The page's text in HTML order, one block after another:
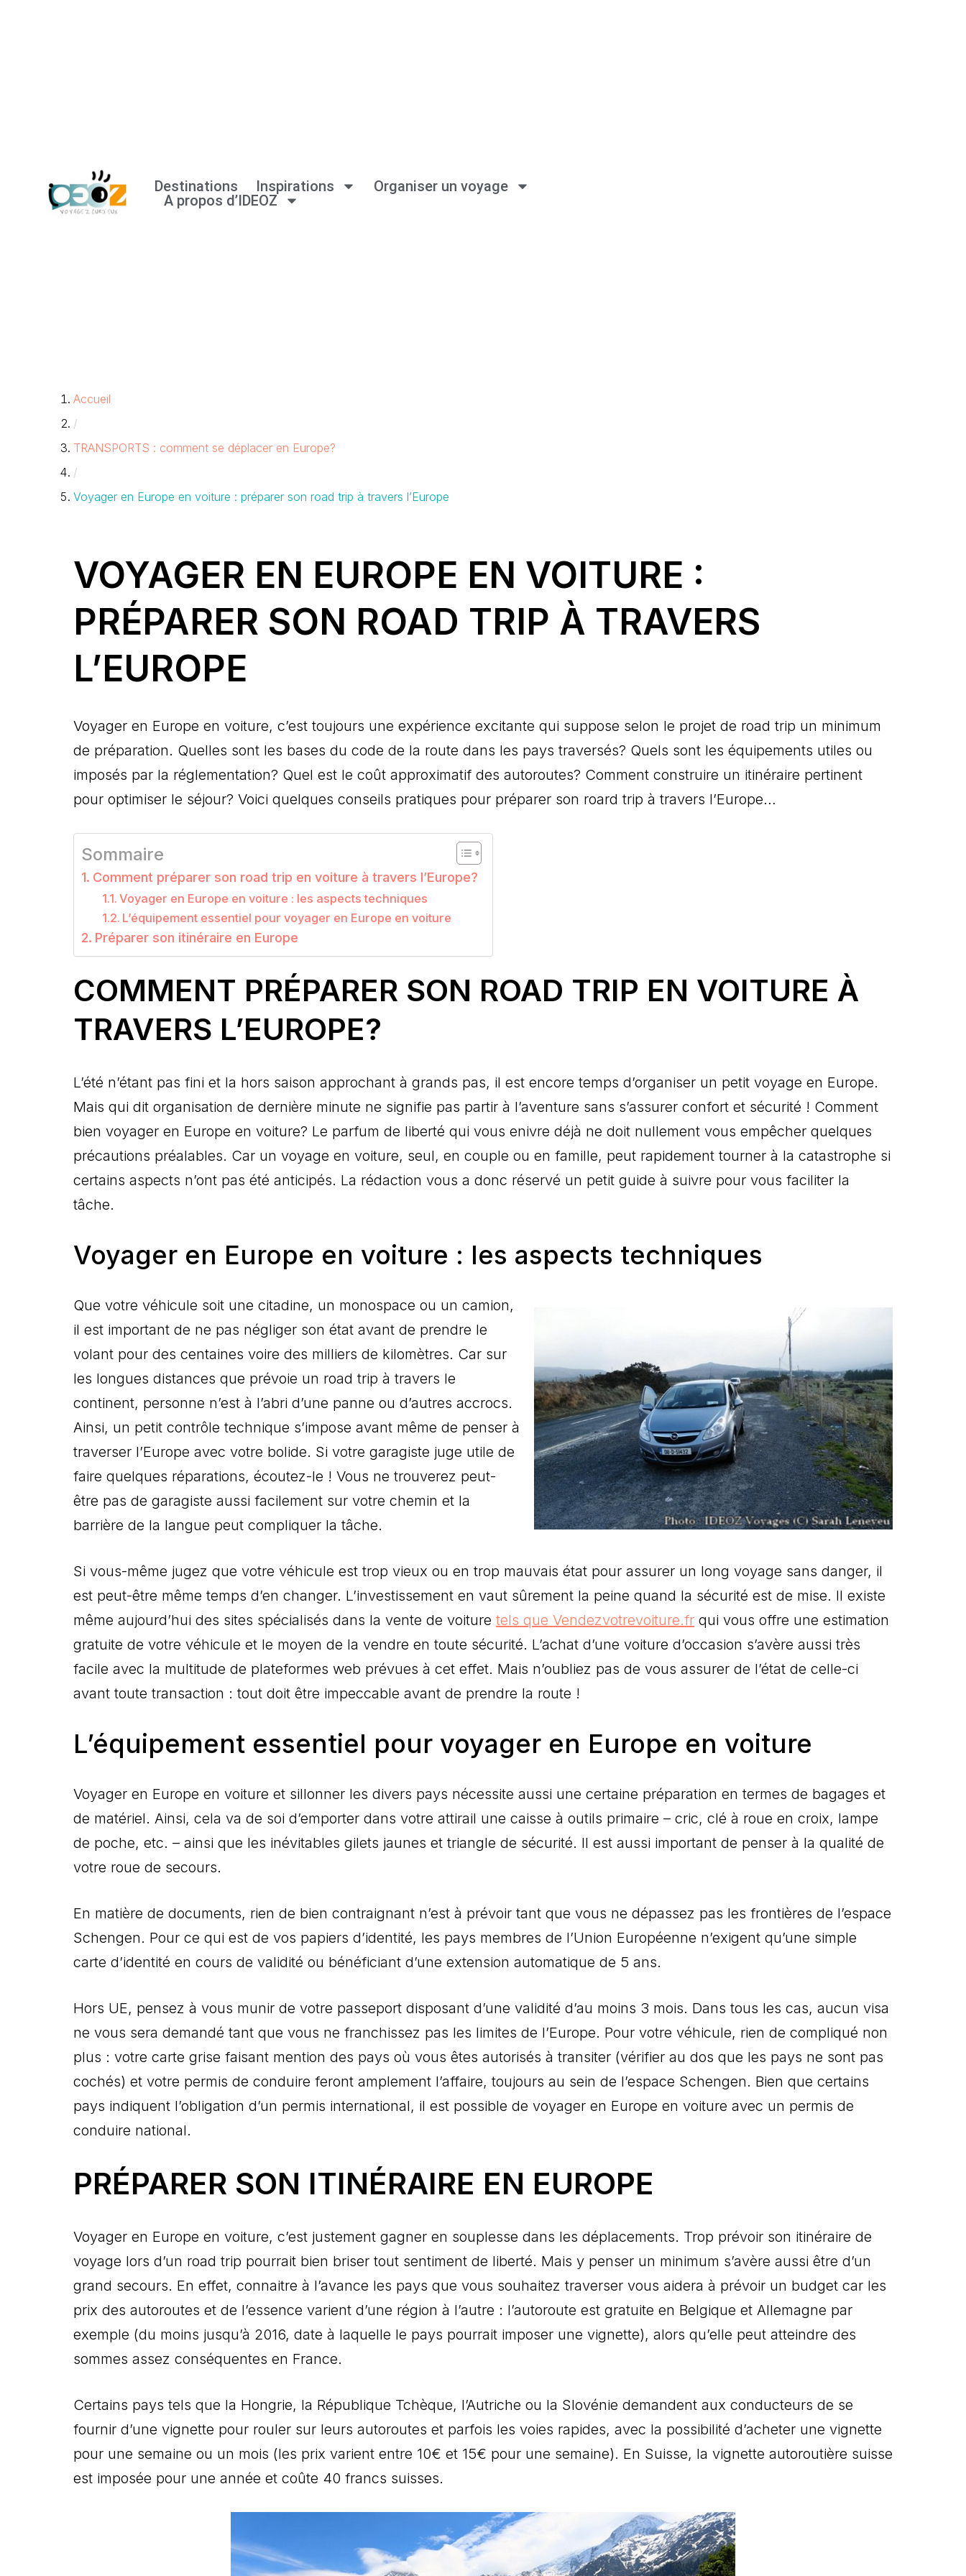
Destinations Inspirations
Organiser un voyage
A propos d’IDEOZ
Accueil
/
TRANSPORTS : comment se déplacer en Europe?
/
Voyager en Europe en voiture : préparer son road trip à travers l’Europe
VOYAGER EN EUROPE EN VOITURE :
PRÉPARER SON ROAD TRIP À TRAVERS
L’EUROPE
Voyager en Europe en voiture, c’est toujours une expérience excitante qui suppose selon le projet de road trip un minimum
de préparation. Quelles sont les bases du code de la route dans les pays traversés? Quels sont les équipements utiles ou
imposés par la réglementation? Quel est le coût approximatif des autoroutes? Comment construire un itinéraire pertinent
pour optimiser le séjour? Voici quelques conseils pratiques pour préparer son roard trip à travers l’Europe…
Sommaire
Comment préparer son road trip en voiture à travers l’Europe?
Voyager en Europe en voiture : les aspects techniques
L’équipement essentiel pour voyager en Europe en voiture
Préparer son itinéraire en Europe
COMMENT PRÉPARER SON ROAD TRIP EN VOITURE À
TRAVERS L’EUROPE?
L’été n’étant pas fini et la hors saison approchant à grands pas, il est encore temps d’organiser un petit voyage en Europe.
Mais qui dit organisation de dernière minute ne signifie pas partir à l’aventure sans s’assurer confort et sécurité ! Comment
bien voyager en Europe en voiture? Le parfum de liberté qui vous enivre déjà ne doit nullement vous empêcher quelques
précautions préalables. Car un voyage en voiture, seul, en couple ou en famille, peut rapidement tourner à la catastrophe si
certains aspects n’ont pas été anticipés. La rédaction vous a donc réservé un petit guide à suivre pour vous faciliter la
tâche.
Voyager en Europe en voiture : les aspects techniques
Que votre véhicule soit une citadine, un monospace ou un camion,
il est important de ne pas négliger son état avant de prendre le
volant pour des centaines voire des milliers de kilomètres. Car sur
les longues distances que prévoie un road trip à travers le
continent, personne n’est à l’abri d’une panne ou d’autres accrocs.
Ainsi, un petit contrôle technique s’impose avant même de penser à
traverser l’Europe avec votre bolide. Si votre garagiste juge utile de
faire quelques réparations, écoutez-le ! Vous ne trouverez peut-
être pas de garagiste aussi facilement sur votre chemin et la
barrière de la langue peut compliquer la tâche.
Si vous-même jugez que votre véhicule est trop vieux ou en trop mauvais état pour assurer un long voyage sans danger, il
est peut-être même temps d’en changer. L’investissement en vaut sûrement la peine quand la sécurité est de mise. Il existe
même aujourd’hui des sites spécialisés dans la vente de voiture tels que Vendezvotrevoiture.fr qui vous offre une estimation
gratuite de votre véhicule et le moyen de la vendre en toute sécurité. L’achat d’une voiture d’occasion s’avère aussi très
facile avec la multitude de plateformes web prévues à cet effet. Mais n’oubliez pas de vous assurer de l’état de celle-ci
avant toute transaction : tout doit être impeccable avant de prendre la route !
L’équipement essentiel pour voyager en Europe en voiture
Voyager en Europe en voiture et sillonner les divers pays nécessite aussi une certaine préparation en termes de bagages et
de matériel. Ainsi, cela va de soi d’emporter dans votre attirail une caisse à outils primaire – cric, clé à roue en croix, lampe
de poche, etc. – ainsi que les inévitables gilets jaunes et triangle de sécurité. Il est aussi important de penser à la qualité de
votre roue de secours.
En matière de documents, rien de bien contraignant n’est à prévoir tant que vous ne dépassez pas les frontières de l’espace
Schengen. Pour ce qui est de vos papiers d’identité, les pays membres de l’Union Européenne n’exigent qu’une simple
carte d’identité en cours de validité ou bénéficiant d’une extension automatique de 5 ans.
Hors UE, pensez à vous munir de votre passeport disposant d’une validité d’au moins 3 mois. Dans tous les cas, aucun visa
ne vous sera demandé tant que vous ne franchissez pas les limites de l’Europe. Pour votre véhicule, rien de compliqué non
plus : votre carte grise faisant mention des pays où vous êtes autorisés à transiter (vérifier au dos que les pays ne sont pas
cochés) et votre permis de conduire feront amplement l’affaire, toujours au sein de l’espace Schengen. Bien que certains
pays indiquent l’obligation d’un permis international, il est possible de voyager en Europe en voiture avec un permis de
conduire national.
PRÉPARER SON ITINÉRAIRE EN EUROPE
Voyager en Europe en voiture, c’est justement gagner en souplesse dans les déplacements. Trop prévoir son itinéraire de
voyage lors d’un road trip pourrait bien briser tout sentiment de liberté. Mais y penser un minimum s’avère aussi être d’un
grand secours. En effet, connaitre à l’avance les pays que vous souhaitez traverser vous aidera à prévoir un budget car les
prix des autoroutes et de l’essence varient d’une région à l’autre : l’autoroute est gratuite en Belgique et Allemagne par
exemple (du moins jusqu’à 2016, date à laquelle le pays pourrait imposer une vignette), alors qu’elle peut atteindre des
sommes assez conséquentes en France.
Certains pays tels que la Hongrie, la République Tchèque, l’Autriche ou la Slovénie demandent aux conducteurs de se
fournir d’une vignette pour rouler sur leurs autoroutes et parfois les voies rapides, avec la possibilité d’acheter une vignette
pour une semaine ou un mois (les prix varient entre 10€ et 15€ pour une semaine). En Suisse, la vignette autoroutière suisse
est imposée pour une année et coûte 40 francs suisses.